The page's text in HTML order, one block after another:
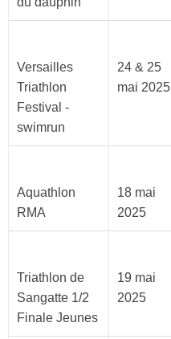
Versailles
Triathlon
Festival -
swimrun
24 & 25
mai 2025
Aquathlon
RMA
18 mai
2025
Triathlon de
Sangatte 1/2
Finale Jeunes
19 mai
2025